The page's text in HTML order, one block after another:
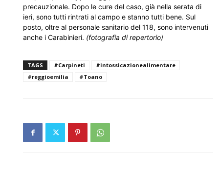
precauzionale. Dopo le cure del caso, già nella serata di
ieri, sono tutti rintrati al campo e stanno tutti bene. Sul
posto, oltre al personale sanitario del 118, sono intervenuti
anche i Carabinieri. (fotografia di repertorio)
TAGS #Carpineti
#intossicazionealimentare
#reggioemilia
#Toano